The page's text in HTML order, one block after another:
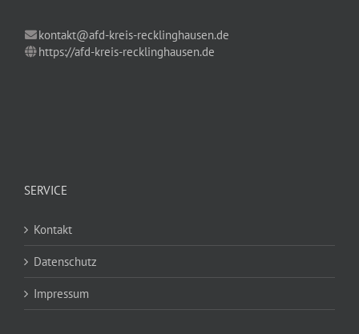
kontakt@afd-kreis-recklinghausen.de
https://afd-kreis-recklinghausen.de
SERVICE
Kontakt
Datenschutz
Impressum